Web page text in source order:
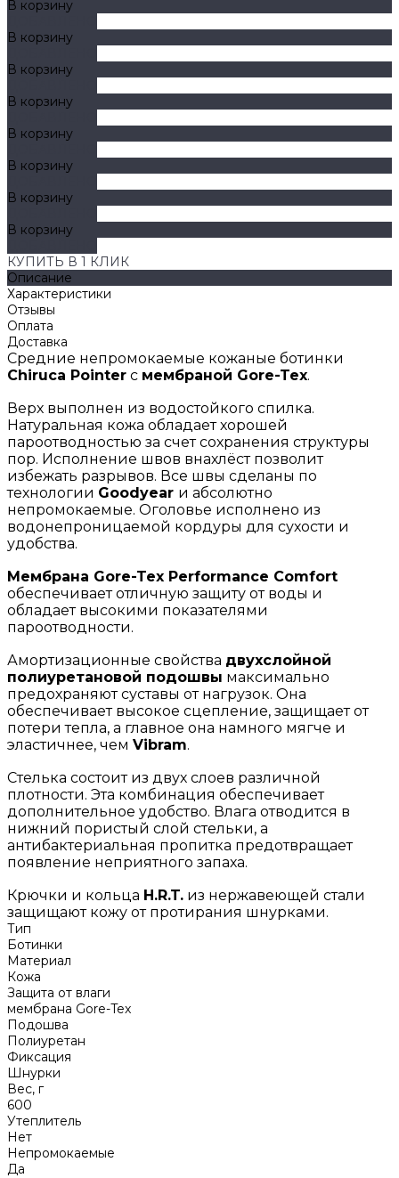
В корзину
В корзину
В корзину
В корзину
В корзину
В корзину
В корзину
В корзину
КУПИТЬ В 1 КЛИК
Описание
Характеристики
Отзывы
Оплата
Доставка
Средние непромокаемые кожаные ботинки
Chiruca Pointer с мембраной Gore-Tex.
Верх выполнен из водостойкого спилка.
Натуральная кожа обладает хорошей
пароотводностью за счет сохранения структуры
пор. Исполнение швов внахлёст позволит
избежать разрывов. Все швы сделаны по
технологии Goodyear и абсолютно
непромокаемые. Оголовье исполнено из
водонепроницаемой кордуры для сухости и
удобства.
Мембрана Gore-Tex Performance Comfort
обеспечивает отличную защиту от воды и
обладает высокими показателями
пароотводности.
Амортизационные свойства двухслойной
полиуретановой подошвы максимально
предохраняют суставы от нагрузок. Она
обеспечивает высокое сцепление, защищает от
потери тепла, а главное она намного мягче и
эластичнее, чем Vibram.
Стелька состоит из двух слоев различной
плотности. Эта комбинация обеспечивает
дополнительное удобство. Влага отводится в
нижний пористый слой стельки, а
антибактериальная пропитка предотвращает
появление неприятного запаха.
Крючки и кольца H.R.T. из нержавеющей стали
защищают кожу от протирания шнурками.
Тип
Ботинки
Материал
Кожа
Защита от влаги
мембрана Gore-Tex
Подошва
Полиуретан
Фиксация
Шнурки
Вес, г
600
Утеплитель
Нет
Непромокаемые
Да